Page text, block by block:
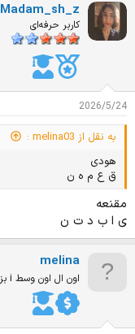
Madam_sh_z
کاربر حرفه‌ای
2026/5/24
به نقل از melina03 :
هودی
ق ع م ه ن
مقنعه
ی ا ب د ت ن
meIina
اون ال اون وسط i بزرگه دوستان